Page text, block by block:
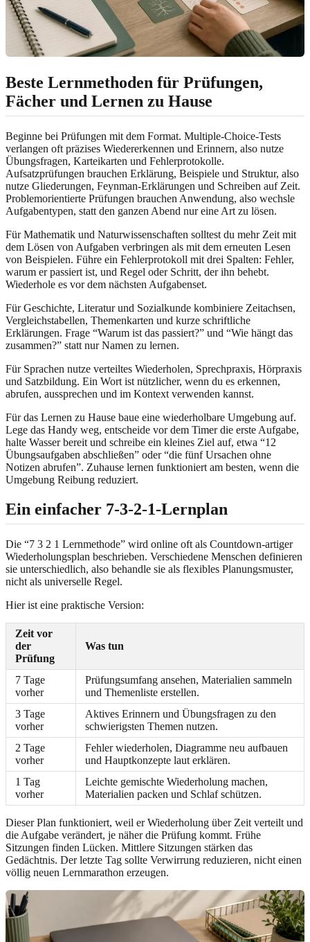
Beste Lernmethoden für Prüfungen,
Fächer und Lernen zu Hause
Beginne bei Prüfungen mit dem Format. Multiple-Choice-Tests
verlangen oft präzises Wiedererkennen und Erinnern, also nutze
Übungsfragen, Karteikarten und Fehlerprotokolle.
Aufsatzprüfungen brauchen Erklärung, Beispiele und Struktur, also
nutze Gliederungen, Feynman-Erklärungen und Schreiben auf Zeit.
Problemorientierte Prüfungen brauchen Anwendung, also wechsle
Aufgabentypen, statt den ganzen Abend nur eine Art zu lösen.
Für Mathematik und Naturwissenschaften solltest du mehr Zeit mit
dem Lösen von Aufgaben verbringen als mit dem erneuten Lesen
von Beispielen. Führe ein Fehlerprotokoll mit drei Spalten: Fehler,
warum er passiert ist, und Regel oder Schritt, der ihn behebt.
Wiederhole es vor dem nächsten Aufgabenset.
Für Geschichte, Literatur und Sozialkunde kombiniere Zeitachsen,
Vergleichstabellen, Themenkarten und kurze schriftliche
Erklärungen. Frage “Warum ist das passiert?” und “Wie hängt das
zusammen?” statt nur Namen zu lernen.
Für Sprachen nutze verteiltes Wiederholen, Sprechpraxis, Hörpraxis
und Satzbildung. Ein Wort ist nützlicher, wenn du es erkennen,
abrufen, aussprechen und im Kontext verwenden kannst.
Für das Lernen zu Hause baue eine wiederholbare Umgebung auf.
Lege das Handy weg, entscheide vor dem Timer die erste Aufgabe,
halte Wasser bereit und schreibe ein kleines Ziel auf, etwa “12
Übungsaufgaben abschließen” oder “die fünf Ursachen ohne
Notizen abrufen”. Zuhause lernen funktioniert am besten, wenn die
Umgebung Reibung reduziert.
Ein einfacher 7-3-2-1-Lernplan
Die “7 3 2 1 Lernmethode” wird online oft als Countdown-artiger
Wiederholungsplan beschrieben. Verschiedene Menschen definieren
sie unterschiedlich, also behandle sie als flexibles Planungsmuster,
nicht als universelle Regel.
Hier ist eine praktische Version:
Zeit vor
der
Prüfung
Was tun
7 Tage
vorher
Prüfungsumfang ansehen, Materialien sammeln
und Themenliste erstellen.
3 Tage
vorher
Aktives Erinnern und Übungsfragen zu den
schwierigsten Themen nutzen.
2 Tage
vorher
Fehler wiederholen, Diagramme neu aufbauen
und Hauptkonzepte laut erklären.
1 Tag
vorher
Leichte gemischte Wiederholung machen,
Materialien packen und Schlaf schützen.
Dieser Plan funktioniert, weil er Wiederholung über Zeit verteilt und
die Aufgabe verändert, je näher die Prüfung kommt. Frühe
Sitzungen finden Lücken. Mittlere Sitzungen stärken das
Gedächtnis. Der letzte Tag sollte Verwirrung reduzieren, nicht einen
völlig neuen Lernmarathon erzeugen.